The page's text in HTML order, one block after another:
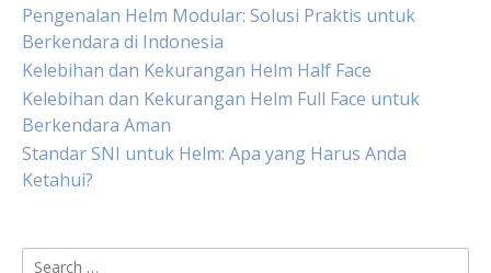
Pengenalan Helm Modular: Solusi Praktis untuk
Berkendara di Indonesia
Kelebihan dan Kekurangan Helm Half Face
Kelebihan dan Kekurangan Helm Full Face untuk
Berkendara Aman
Standar SNI untuk Helm: Apa yang Harus Anda
Ketahui?
Search